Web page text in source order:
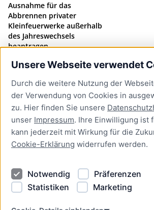
Unsere Webseite verwendet
Durch die weitere Nutzung der
der Verwendung von Cookies in
zu. Hier finden Sie unsere
unser Impressum. Ihre Einwilligung ist
kann jederzeit mit Wirkung für die
Cookie-Erklärung widerrufen werden.
Notwendig
Präferenzen
Statistiken
Marketing
Ausnahme für das
Abbrennen privater
Kleinfeuerwerke außerhalb
des Jahreswechsels
beantragen
Ausnahme vom Sonn- und
Feiertagsfahrverbot
beantragen
Leistung über den Einheitlichen
Ansprechpartner beantragen
Online-Dienst
LKW-Fahrverbot
Ausnahmegenehmigung online
beantragen